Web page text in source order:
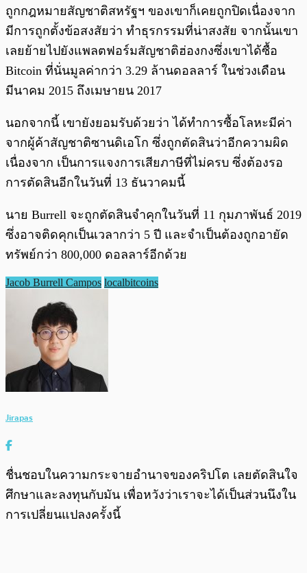
ถูกกฎหมายสัญชาติสหรัฐฯ ของเขาก็เคยถูกปิดเนื่องจาก
มีการถูกตั้งข้อสงสัยว่า ทำธุรกรรมที่น่าสงสัย จากนั้นเขา
เลยย้ายไปยังแพลตฟอร์มสัญชาติฮ่องกงซึ่งเขาได้ซื้อ
Bitcoin ที่นั่นมูลค่ากว่า 3.29 ล้านดอลลาร์ ในช่วงเดือน
มีนาคม 2015 ถึงเมษายน 2017
นอกจากนี้ เขายังยอมรับด้วยว่า ได้ทำการซื้อโลหะมีค่า
จากผู้ค้าสัญชาติซานดิเอโก ซึ่งถูกตัดสินว่าอีกความผิด
เนื่องจาก เป็นการแจงการเสียภาษีที่ไม่ครบ ซึ่งต้องรอ
การตัดสินอีกในวันที่ 13 ธันวาคมนี้
นาย Burrell จะถูกตัดสินจำคุกในวันที่ 11 กุมภาพันธ์ 2019
ซึ่งอาจติดคุกเป็นเวลากว่า 5 ปี และจำเป็นต้องถูกอายัด
ทรัพย์กว่า 800,000 ดอลลาร์อีกด้วย
Jacob Burrell Campos localbitcoins
Jirapas
ชื่นชอบในความกระจายอำนาจของคริปโต เลยตัดสินใจ
ศึกษาและลงทุนกับมัน เพื่อหวังว่าเราจะได้เป็นส่วนนึงใน
การเปลี่ยนแปลงครั้งนี้